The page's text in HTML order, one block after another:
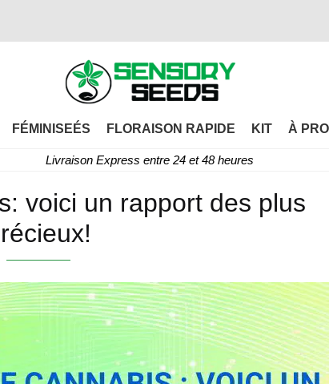
FÉMINISEÉS FLORAISON RAPIDE KIT À
Livraison Express entre 24 et 48 heures
voici un rapport des plus